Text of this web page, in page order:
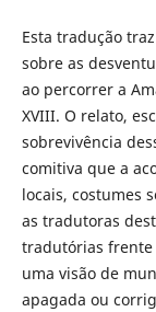
Esta tradução
sobre as
ao percorrer a
XVIII. O relato,
sobrevivência
comitiva que a
locais, costumes
as tradutoras
tradutórias frente
uma visão de
apagada ou